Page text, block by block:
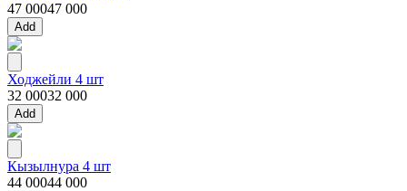
47 00047 000
Add
Ходжейли 4 шт
32 00032 000
Add
Кызылнура 4 шт
44 00044 000